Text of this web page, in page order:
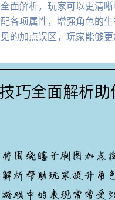
面解析，玩家可以更清
各项属性，增强角色的
的加点误区，玩家能够